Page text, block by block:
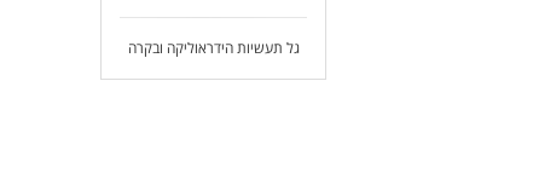
גל תעשיות הידראוליקה ובקרה